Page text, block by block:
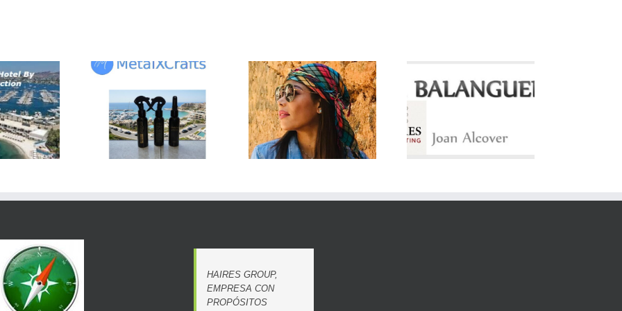
MetalXCrafts
Tatiana Aragón
presentará “Inmersión”
en Horizon The Gallery
Mallorca conmemora los
100 años de la
musicalización de La
Balanguera con un acto
participativo
HAIRES GROUP,
EMPRESA CON
PROPÓSITOS